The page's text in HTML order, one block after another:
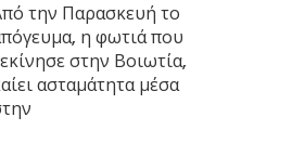
την Παρασκευή το
η φωτιά που
στην Βοιωτία,
ασταμάτητα μέσα